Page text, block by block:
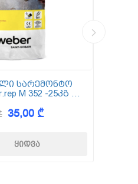
სარემონტო
35,00 ₾